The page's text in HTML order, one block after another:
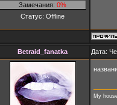
Замечания: 0%
Статус: Offline
Betraid_fanatka Дата:
My